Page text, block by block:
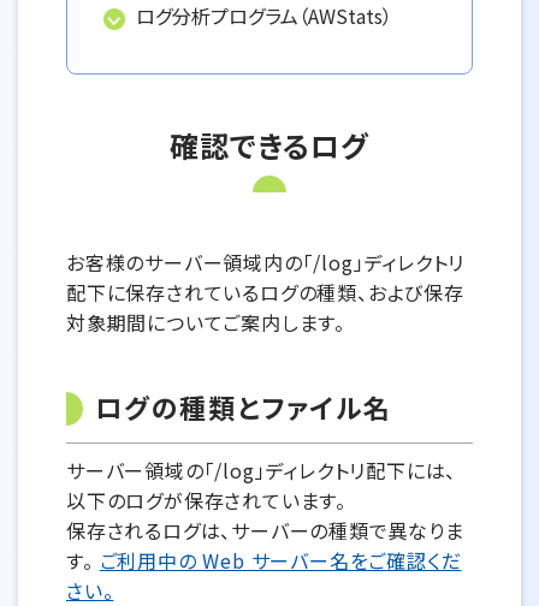
ログ分析プログラム（AWStats）
確認できるログ
お客様のサーバー領域内の「/log」ディレクトリ
配下に保存されているログの種類、および保存
対象期間についてご案内します。
ログの種類とファイル名
サーバー領域の「/log」ディレクトリ配下には、
以下のログが保存されています。
保存されるログは、サーバーの種類で異なりま
す。 ご利用中の Web サーバー名をご確認くだ
さい。